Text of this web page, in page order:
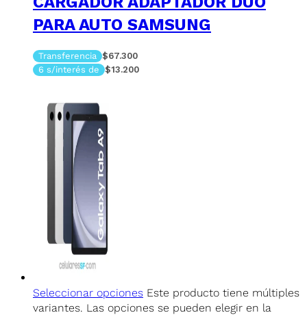
PARA AUTO SAMSUNG
Transferencia $67.300
6 s/interés de $13.200
Seleccionar opciones Este producto tiene múltiples
variantes. Las opciones se pueden elegir en la